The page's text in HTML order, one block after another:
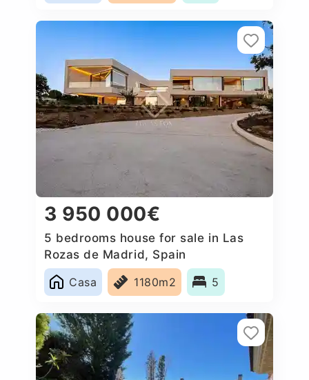
3 950 000€
5 bedrooms house for sale in Las
Rozas de Madrid, Spain
Casa
1180m2 5